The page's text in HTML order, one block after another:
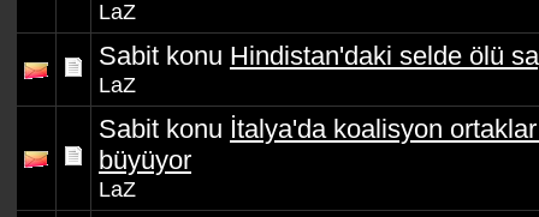
LaZ
Sabit konu Hindistan'daki selde ölü
LaZ
Sabit konu İtalya'da koalisyon
büyüyor
LaZ